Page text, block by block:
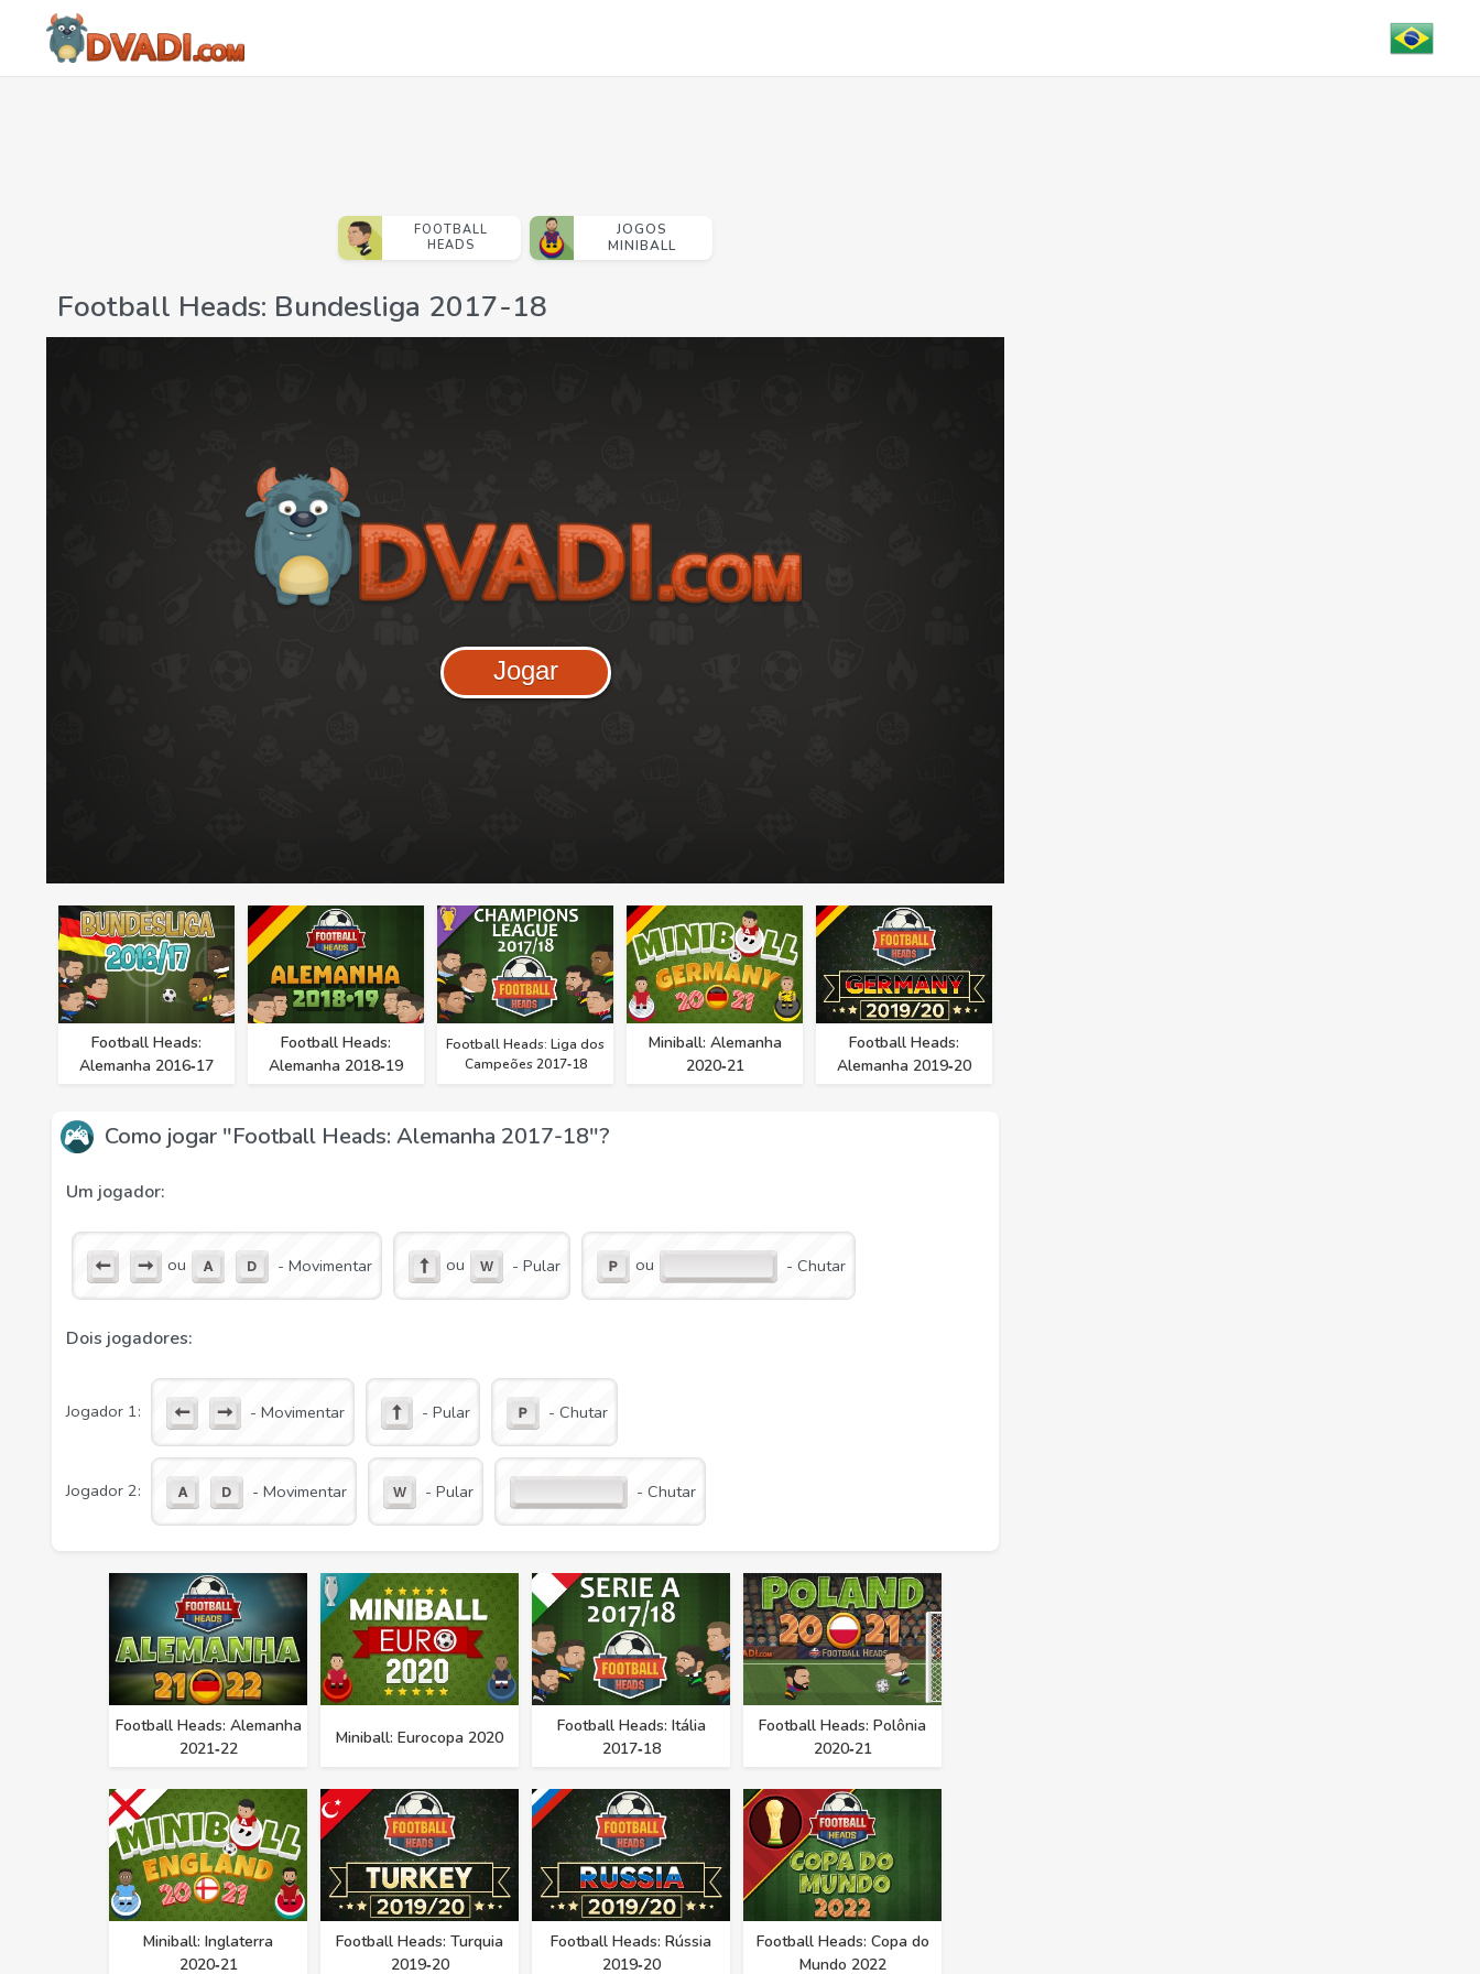
FOOTBALL
HEADS
JOGOS
MINIBALL
Football Heads: Bundesliga 2017-18
Jogar
Football Heads:
Alemanha 2016‑17
Football Heads:
Alemanha 2018‑19
Football Heads: Liga dos
Campeões 2017‑18
Miniball: Alemanha
2020‑21
Football Heads:
Alemanha 2019‑20
Como jogar "Football Heads: Alemanha 2017-18"?
Um jogador:
ou - Movimentar ou - Pular ou - Chutar
Dois jogadores:
Jogador 1: - Movimentar - Pular - Chutar
Jogador 2: - Movimentar - Pular - Chutar
Football Heads: Alemanha
2021‑22
Miniball: Eurocopa 2020
Football Heads: Itália
2017‑18
Football Heads: Polônia
2020‑21
Miniball: Inglaterra
2020‑21
Football Heads: Turquia
2019‑20
Football Heads: Rússia
2019‑20
Football Heads: Copa do
Mundo 2022